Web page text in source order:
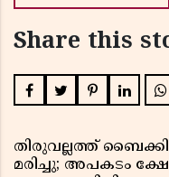
Share this
തിരുവല്ലത്ത്
മരിച്ചു; അപകടം